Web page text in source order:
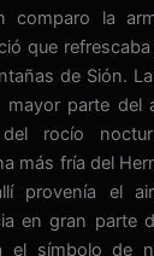
comparo la
que
de Sión.
mayor parte del
rocío
más fría del
provenía el
en gran parte
el símbolo de